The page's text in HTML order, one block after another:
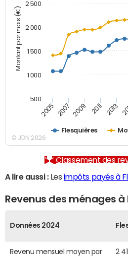
Montant par mois (€)
Flesquières
2005 2007 2009 2011 2013
500
1 000
1 500
2 000
2 500
© JDN 2026
Classement des
A lire aussi :Les impôts payés à
Revenus des ménages à
Données 2024
Revenu mensuel moyen par
2